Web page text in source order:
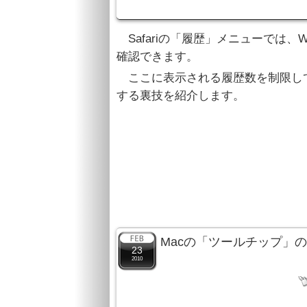
Safariの「履歴」メニューでは、
確認できます。
ここに表示される履歴数を制限
する裏技を紹介します。
23
2010
Macの「ツールチップ」